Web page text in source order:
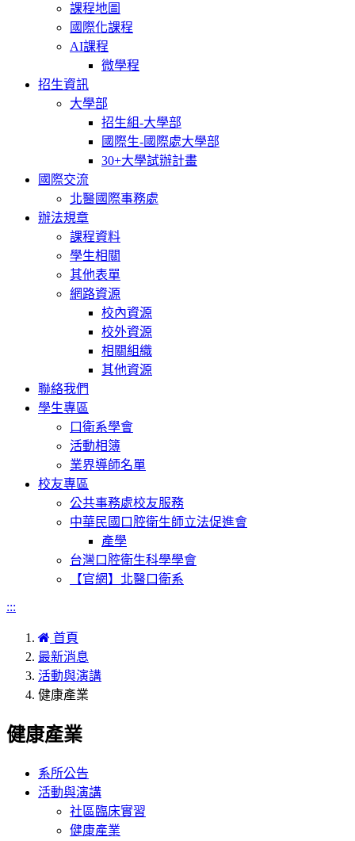
課程地圖
國際化課程
AI課程
微學程
招生資訊
大學部
招生組-大學部
國際生-國際處大學部
30+大學試辦計畫
國際交流
北醫國際事務處
辦法規章
課程資料
學生相關
其他表單
網路資源
校內資源
校外資源
相關組織
其他資源
聯絡我們
學生專區
口衛系學會
活動相簿
業界導師名單
校友專區
公共事務處校友服務
中華民國口腔衛生師立法促進會
產學
台灣口腔衛生科學學會
【官網】北醫口衛系
:::
首頁
最新消息
活動與演講
健康產業
健康產業
系所公告
活動與演講
社區臨床實習
健康產業